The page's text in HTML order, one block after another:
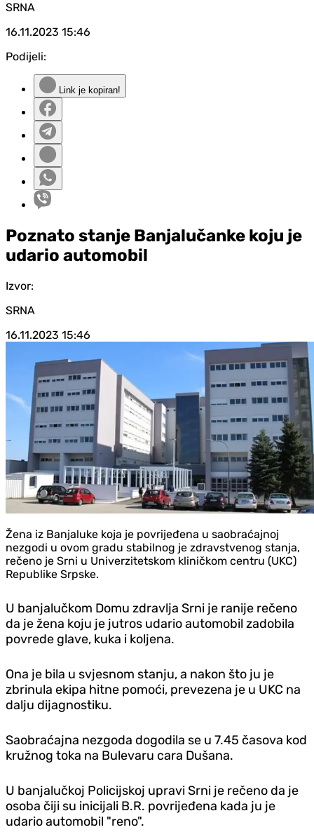
SRNA
16.11.2023 15:46
Podijeli:
Link je kopiran!
Poznato stanje Banjalučanke koju je
udario automobil
Izvor:
SRNA
16.11.2023 15:46
Žena iz Banjaluke koja je povrijeđena u saobraćajnoj
nezgodi u ovom gradu stabilnog je zdravstvenog stanja,
rečeno je Srni u Univerzitetskom kliničkom centru (UKC)
Republike Srpske.
U banjalučkom Domu zdravlja Srni je ranije rečeno
da je žena koju je jutros udario automobil zadobila
povrede glave, kuka i koljena.
Ona je bila u svjesnom stanju, a nakon što ju je
zbrinula ekipa hitne pomoći, prevezena je u UKC na
dalju dijagnostiku.
Saobraćajna nezgoda dogodila se u 7.45 časova kod
kružnog toka na Bulevaru cara Dušana.
U banjalučkoj Policijskoj upravi Srni je rečeno da je
osoba čiji su inicijali B.R. povrijeđena kada ju je
udario automobil "reno".